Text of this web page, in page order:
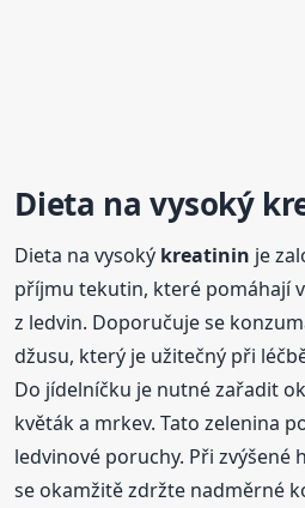
Dieta na vysoký
Dieta na vysoký kreatinin je
příjmu tekutin, které pomáhají
z ledvin. Doporučuje se
džusu, který je užitečný při
Do jídelníčku je nutné zařadit
květák a mrkev. Tato zelenina
ledvinové poruchy. Při zvýšené
se okamžitě zdržte nadměrné